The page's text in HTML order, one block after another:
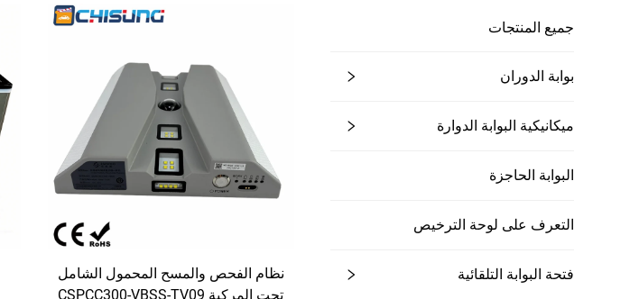
جميع المنتجات
بوابة الدوران
ميكانيكية البوابة الدوارة
البوابة الحاجزة
التعرف على لوحة الترخيص
فتحة البوابة التلقائية
نظام الفحص والمسح المحمول الشامل
تحت المركبة CSPCC300-VBSS-TV09